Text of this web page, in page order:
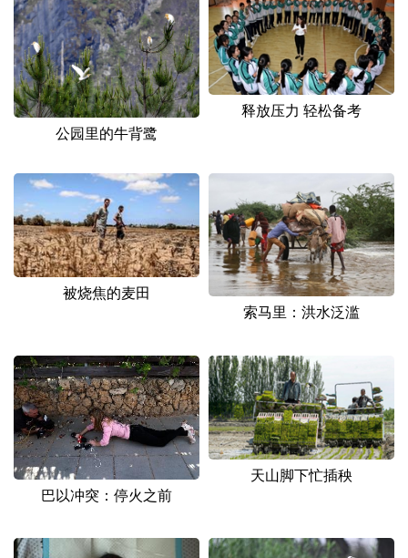
English Español Français عربى
Русский язык 日本語 한국어
Deutsch Português
公园里的牛背鹭
释放压力 轻松备考
被烧焦的麦田
索马里：洪水泛滥
巴以冲突：停火之前
天山脚下忙插秧